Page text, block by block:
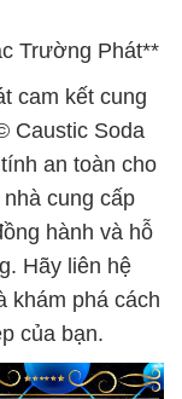
Trường Phát**
cam kết cung
Caustic Soda
an toàn cho
cung cấp
hành và hỗ
Hãy liên hệ
khám phá cách
của bạn.